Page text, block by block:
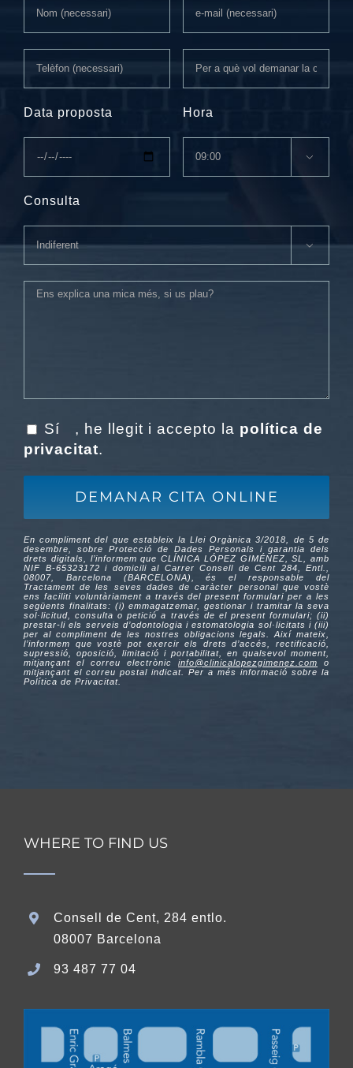
Data proposta Hora

Consulta

Sí , he llegit i accepto la política de
privacitat.
En compliment del que estableix la Llei Orgànica 3/2018, de 5 de
desembre, sobre Protecció de Dades Personals i garantia dels
drets digitals, l’informem que CLÍNICA LÓPEZ GIMÉNEZ, SL, amb
NIF B-65323172 i domicili al Carrer Consell de Cent 284, Entl.,
08007, Barcelona (BARCELONA), és el responsable del
Tractament de les seves dades de caràcter personal que vostè
ens faciliti voluntàriament a través del present formulari per a les
següents finalitats: (i) emmagatzemar, gestionar i tramitar la seva
sol·licitud, consulta o petició a través de el present formulari; (ii)
prestar-li els serveis d’odontologia i estomatologia sol·licitats i (iii)
per al compliment de les nostres obligacions legals. Així mateix,
l’informem que vostè pot exercir els drets d’accés, rectificació,
supressió, oposició, limitació i portabilitat, en qualsevol moment,
mitjançant el correu electrònic info@clinicalopezgimenez.com o
mitjançant el correu postal indicat. Per a més informació sobre la
Política de Privacitat
WHERE TO FIND US
Consell de Cent, 284 entlo.
08007 Barcelona
93 487 77 04